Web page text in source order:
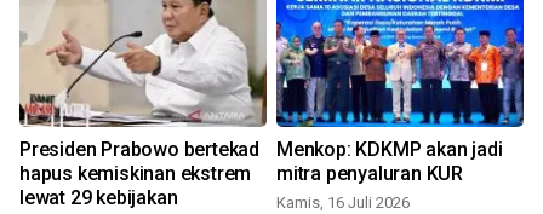
Presiden Prabowo bertekad
hapus kemiskinan ekstrem
lewat 29 kebijakan
Menkop: KDKMP akan jadi
mitra penyaluran KUR
Kamis, 16 Juli 2026